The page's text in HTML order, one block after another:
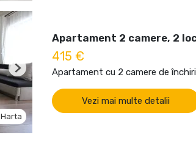
Harta
Next
Apartament 2 camere, 2
415 €
Apartament cu 2 camere de
Vezi mai multe detalii